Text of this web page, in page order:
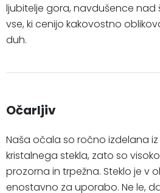
ljubitelje gora, navdušence nad
vse, ki cenijo kakovostno
duh.
Očarljiv
Naša očala so ročno izdelana
kristalnega stekla, zato so
prozorna in trpežna. Steklo je v
enostavno za uporabo. Ne le,